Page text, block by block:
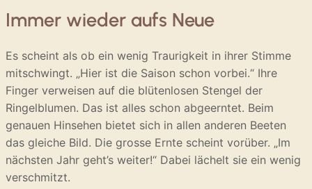
Immer wieder aufs Neue
Es scheint als ob ein wenig Traurigkeit in ihrer Stimme
mitschwingt. „Hier ist die Saison schon vorbei.“ Ihre
Finger verweisen auf die blütenlosen Stengel der
Ringelblumen. Das ist alles schon abgeerntet. Beim
genauen Hinsehen bietet sich in allen anderen Beeten
das gleiche Bild. Die grosse Ernte scheint vorüber. „Im
nächsten Jahr geht’s weiter!“ Dabei lächelt sie ein wenig
verschmitzt.